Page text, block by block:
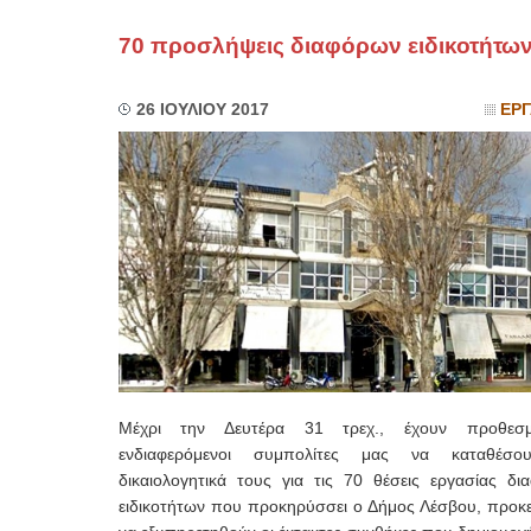
70 προσλήψεις διαφόρων ειδικοτήτων
26 ΙΟΥΛΙΟΥ 2017
Μέχρι την Δευτέρα 31 τρεχ., έχουν
ενδιαφερόμενοι συμπολίτες μας να
δικαιολογητικά τους για τις 70 θέσεις εργασίας
ειδικοτήτων που προκηρύσσει ο Δήμος Λέσβου,